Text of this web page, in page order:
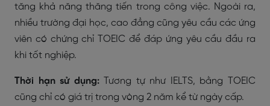
tăng khả năng thăng tiến trong công việc. Ngoài ra,
nhiều trường đại học, cao đẳng cũng yêu cầu các ứng
viên có chứng chỉ TOEIC để đáp ứng yêu cầu đầu ra
khi tốt nghiệp.
Thời hạn sử dụng:
Tương tự như IELTS, bằng TOEIC
cũng chỉ có giá trị trong vòng 2 năm kể từ ngày cấp.